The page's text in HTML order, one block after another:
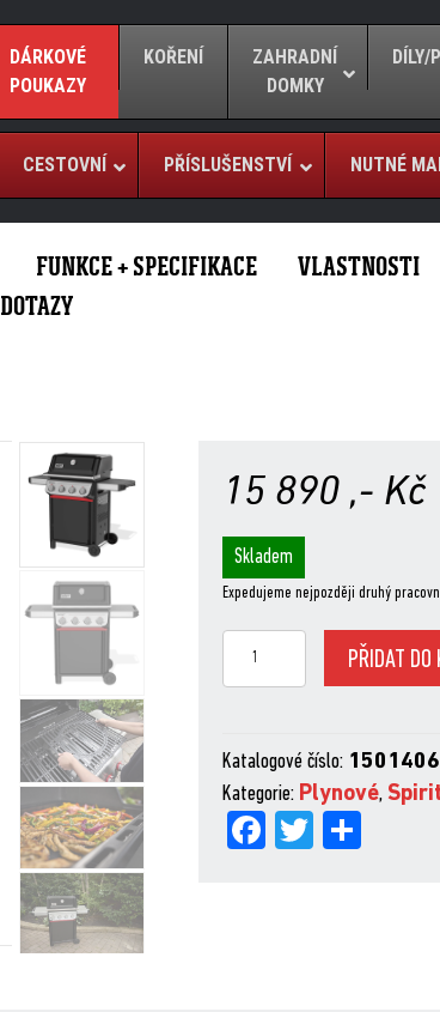
DÁRKOVÉ
POUKAZY
KOŘENÍ
ZAHRADNÍ
DOMKY
DÍLY/
CESTOVNÍ PŘÍSLUŠENSTVÍ NUTNÉ
FUNKCE + SPECIFIKACE
VLASTNOSTI
DOTAZY
15 890 ,- Kč
Skladem
Expedujeme nejpozději druhý
Spirit®
množství
PŘIDAT DO
Katalogové číslo: 1501406
Kategorie: Plynové,
Fa
Tw